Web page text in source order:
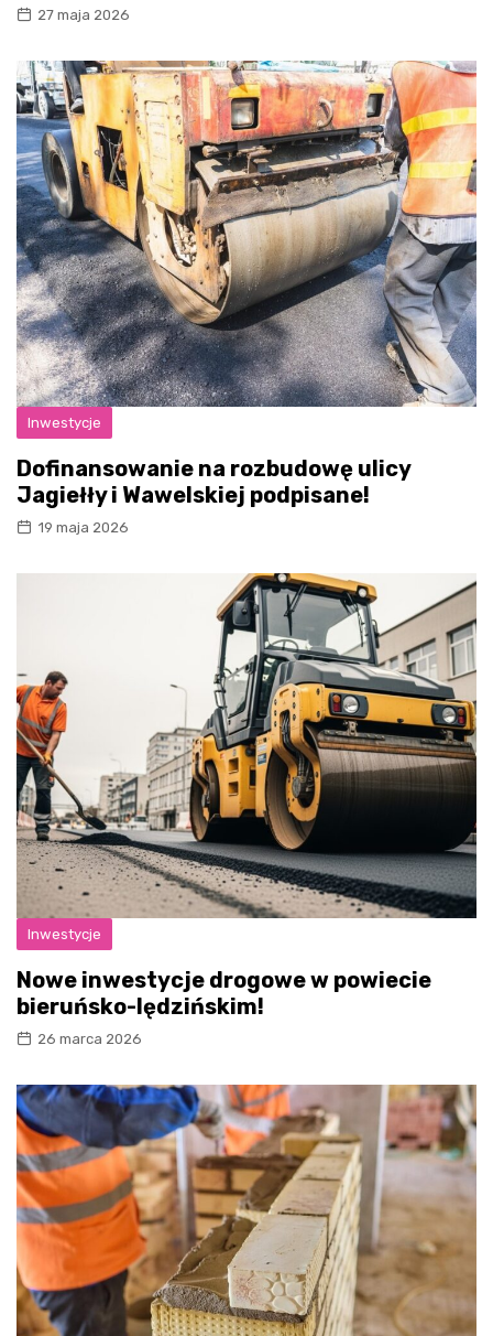
27 maja 2026
Inwestycje
Dofinansowanie na rozbudowę ulicy
Jagiełły i Wawelskiej podpisane!
19 maja 2026
Inwestycje
Nowe inwestycje drogowe w powiecie
bieruńsko-lędzińskim!
26 marca 2026